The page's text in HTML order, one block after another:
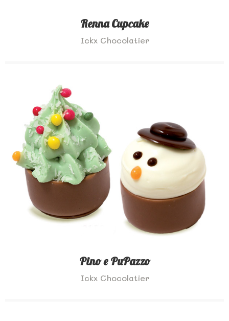
Renna Cupcake
Ickx Chocolatier
Pino e PuPazzo
Ickx Chocolatier